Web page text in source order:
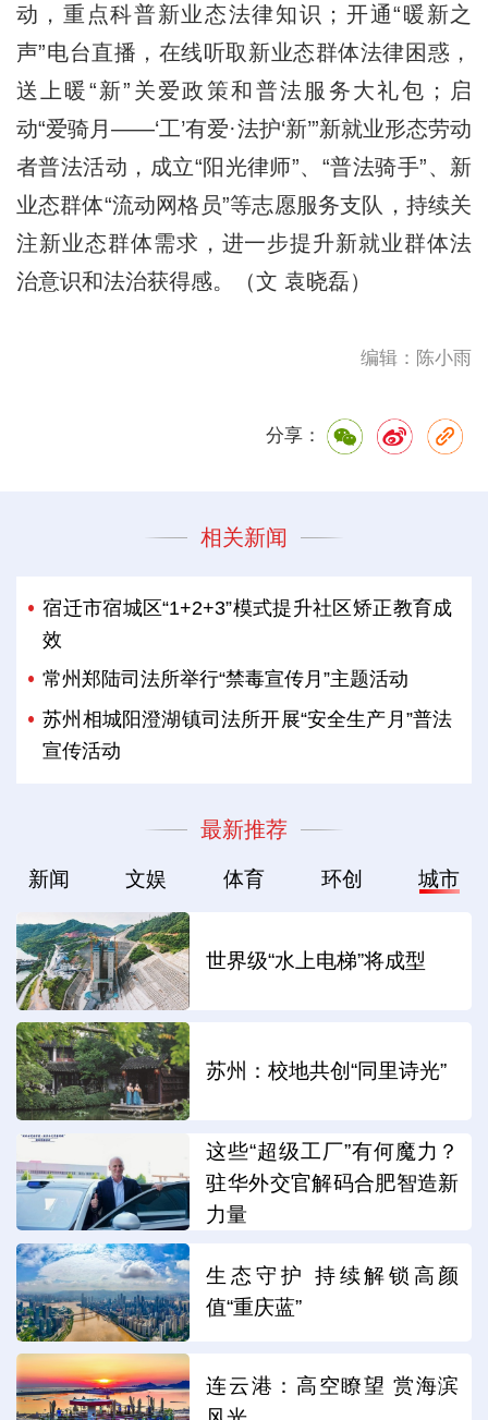
动，重点科普新业态法律知识；开通“暖新之
声”电台直播，在线听取新业态群体法律困惑，
送上暖“新”关爱政策和普法服务大礼包；启
动“爱骑月——‘工’有爱·法护‘新’”新就业形态劳动
者普法活动，成立“阳光律师”、“普法骑手”、新
业态群体“流动网格员”等志愿服务支队，持续关
注新业态群体需求，进一步提升新就业群体法
治意识和法治获得感。（文 袁晓磊）
编辑：陈小雨
分享：
相关新闻
宿迁市宿城区“1+2+3”模式提升社区矫正教育成
效
常州郑陆司法所举行“禁毒宣传月”主题活动
苏州相城阳澄湖镇司法所开展“安全生产月”普法
宣传活动
最新推荐
新闻 文娱 体育 环创 城市
世界级“水上电梯”将成型
苏州：校地共创“同里诗光”
这些“超级工厂”有何魔力？
驻华外交官解码合肥智造新
力量
生态守护 持续解锁高颜
值“重庆蓝”
连云港：高空瞭望 赏海滨